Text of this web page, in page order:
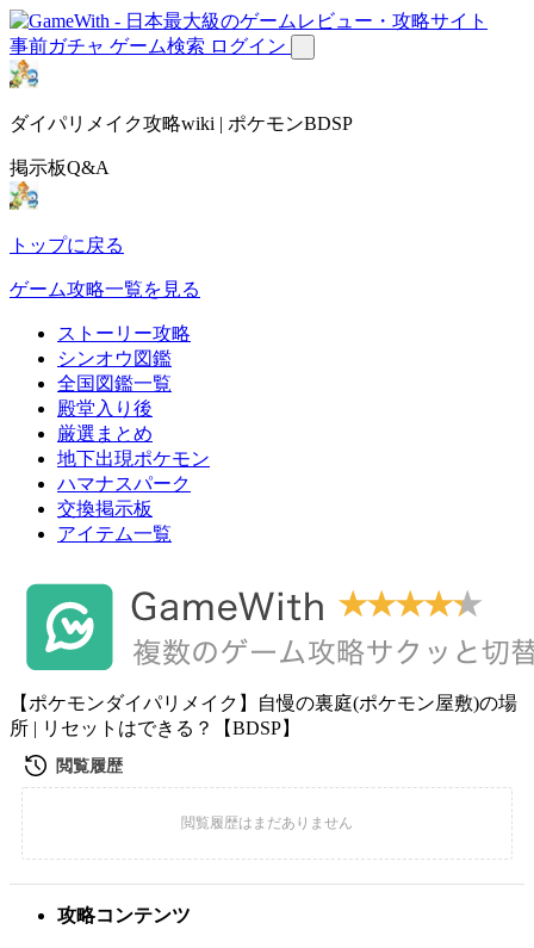
事前ガチャ ゲーム検索 ログイン
ダイパリメイク攻略wiki | ポケモンBDSP
掲示板Q&A
トップに戻る
ゲーム攻略一覧を見る
ストーリー攻略
シンオウ図鑑
全国図鑑一覧
殿堂入り後
厳選まとめ
地下出現ポケモン
ハマナスパーク
交換掲示板
アイテム一覧
【ポケモンダイパリメイク】自慢の裏庭(ポケモン屋敷)の場
所 | リセットはできる？【BDSP】
攻略コンテンツ